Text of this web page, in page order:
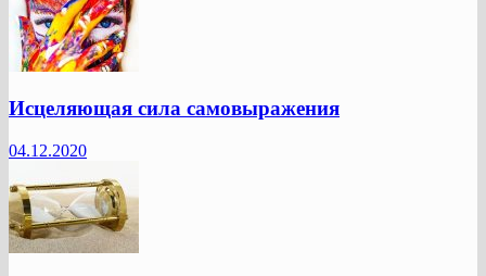
Исцеляющая сила самовыражения
04.12.2020